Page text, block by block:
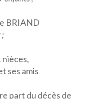
BRIAND
nièces,
ses amis
part du décès de